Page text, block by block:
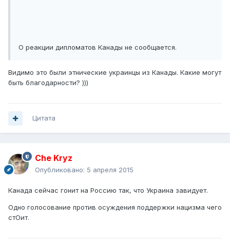
О реакции дипломатов Канады не сообщается.
Видимо это были этнические украинцы из Канады. Какие могут
быть благодарности? )))
Цитата
Che Kryz
Опубликовано: 5 апреля 2015
Канада сейчас гонит на Россию так, что Украина завидует.
Одно голосование против осуждения поддержки нацизма чего
стОит.